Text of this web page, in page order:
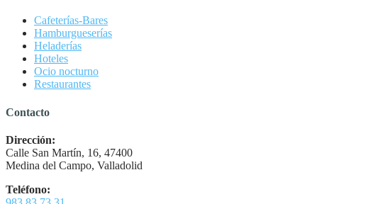
Cafeterías-Bares
Hamburgueserías
Heladerías
Hoteles
Ocio nocturno
Restaurantes
Contacto
Dirección:
Calle San Martín, 16, 47400
Medina del Campo, Valladolid
Teléfono: